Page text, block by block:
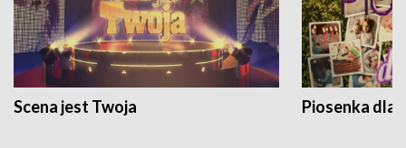
Scena jest Twoja Piosenka dla